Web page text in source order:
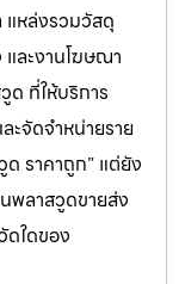
แหล่งรวมวัสดุ
ละงานโฆษณา
ด ที่ให้บริการ
ละจัดจำหน่ายราย
ด ราคาถูก” แต่ยัง
พลาสวูดขายส่ง
ใดของ